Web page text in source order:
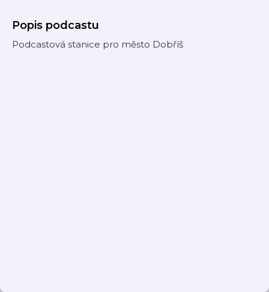
Popis podcastu
Podcastová stanice pro město Dobříš